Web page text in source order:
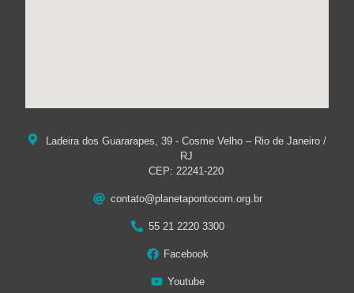
Ladeira dos Guararapes, 39 - Cosme Velho – Rio de Janeiro /
RJ
CEP: 22241-220
contato@planetapontocom.org.br
55 21 2220 3300
Facebook
Youtube